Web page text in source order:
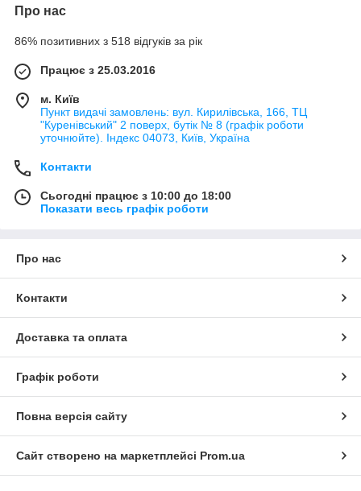
Про нас
86% позитивних з 518 відгуків за рік
Працює з 25.03.2016
м. Київ
Пункт видачі замовлень: вул. Кирилівська, 166, ТЦ
"Куренівський" 2 поверх, бутік № 8 (графік роботи
уточнюйте). Індекс 04073, Київ, Україна
Контакти
Сьогодні працює з 10:00 до 18:00
Показати весь графік роботи
Про нас
Контакти
Доставка та оплата
Графік роботи
Повна версія сайту
Сайт створено на маркетплейсі Prom.ua